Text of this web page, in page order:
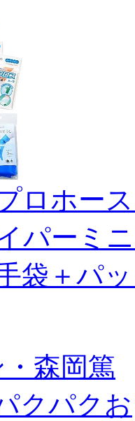
プロホー
パーミ
袋＋パ